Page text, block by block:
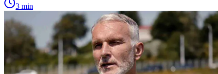
3 min